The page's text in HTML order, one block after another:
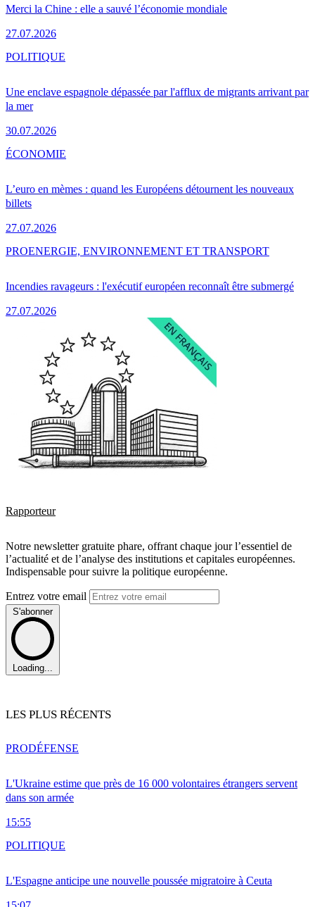
Merci la Chine : elle a sauvé l’économie mondiale
27.07.2026
Une enclave espagnole dépassée par l'afflux de migrants arrivant par
la mer
30.07.2026
POLITIQUE
L’euro en mèmes : quand les Européens détournent les nouveaux
billets
27.07.2026
ÉCONOMIE
Incendies ravageurs : l'exécutif européen reconnaît être submergé
27.07.2026
PROENERGIE, ENVIRONNEMENT ET TRANSPORT
Rapporteur
Notre newsletter gratuite phare, offrant chaque jour l’essentiel de
l’actualité et de l’analyse des institutions et capitales européennes.
Indispensable pour suivre la politique européenne.
Entrez votre email
S'abonner
Loading...
LES PLUS RÉCENTS
L'Ukraine estime que près de 16 000 volontaires étrangers servent
dans son armée
15:55
PRODÉFENSE
L'Espagne anticipe une nouvelle poussée migratoire à Ceuta
POLITIQUE